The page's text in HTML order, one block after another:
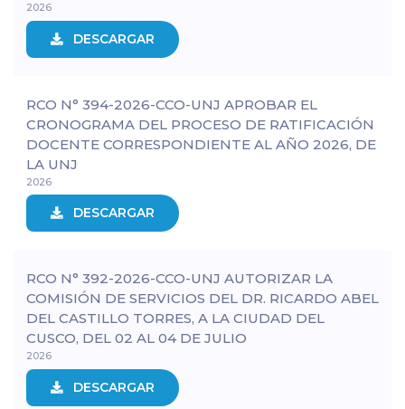
2026
DESCARGAR
RCO N° 394-2026-CCO-UNJ APROBAR EL
CRONOGRAMA DEL PROCESO DE RATIFICACIÓN
DOCENTE CORRESPONDIENTE AL AÑO 2026, DE
LA UNJ
2026
DESCARGAR
RCO N° 392-2026-CCO-UNJ AUTORIZAR LA
COMISIÓN DE SERVICIOS DEL DR. RICARDO ABEL
DEL CASTILLO TORRES, A LA CIUDAD DEL
CUSCO, DEL 02 AL 04 DE JULIO
2026
DESCARGAR